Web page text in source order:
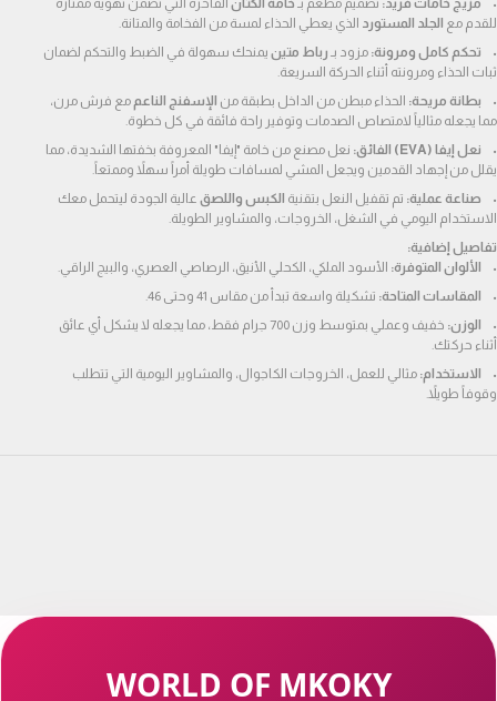
مزيج خامات فريد: تصميم مطعم بـ خامة الكتان
للقدم مع الجلد المستورد الذي يعطي الحذاء لمسة من الفخامة والمتانة.
تحكم كامل ومرونة: مزود بـ رباط متين
ثبات الحذاء ومرونته أثناء الحركة السريعة.
بطانة مريحة: الحذاء مبطن من الداخل بطبقة من الإسفنج الناعم
مما يجعله مثالياً لامتصاص الصدمات وتوفير راحة فائقة في كل خطوة.
نعل إيفا (EVA) الفائق:
يقلل من إجهاد القدمين ويجعل المشي لمسافات طويلة أمراً سهلاً وممتعاً.
صناعة عملية: تم تقفيل النعل بتقنية الكبس واللصق
الاستخدام اليومي في الشغل، الخروجات، والمشاوير الطويلة.
تفاصيل إضافية:
الألوان المتوفرة: الأسود الملكي، الكحلي الأنيق، الرصاصي العصري، والبيج الراقي.
المقاسات المتاحة: تشكيلة واسعة تبدأ من مقاس 41 وحتى 46.
الوزن:
أثناء حركتك.
الاستخدام:
وقوفاً طويلاً.
WORLD OF MKOKY